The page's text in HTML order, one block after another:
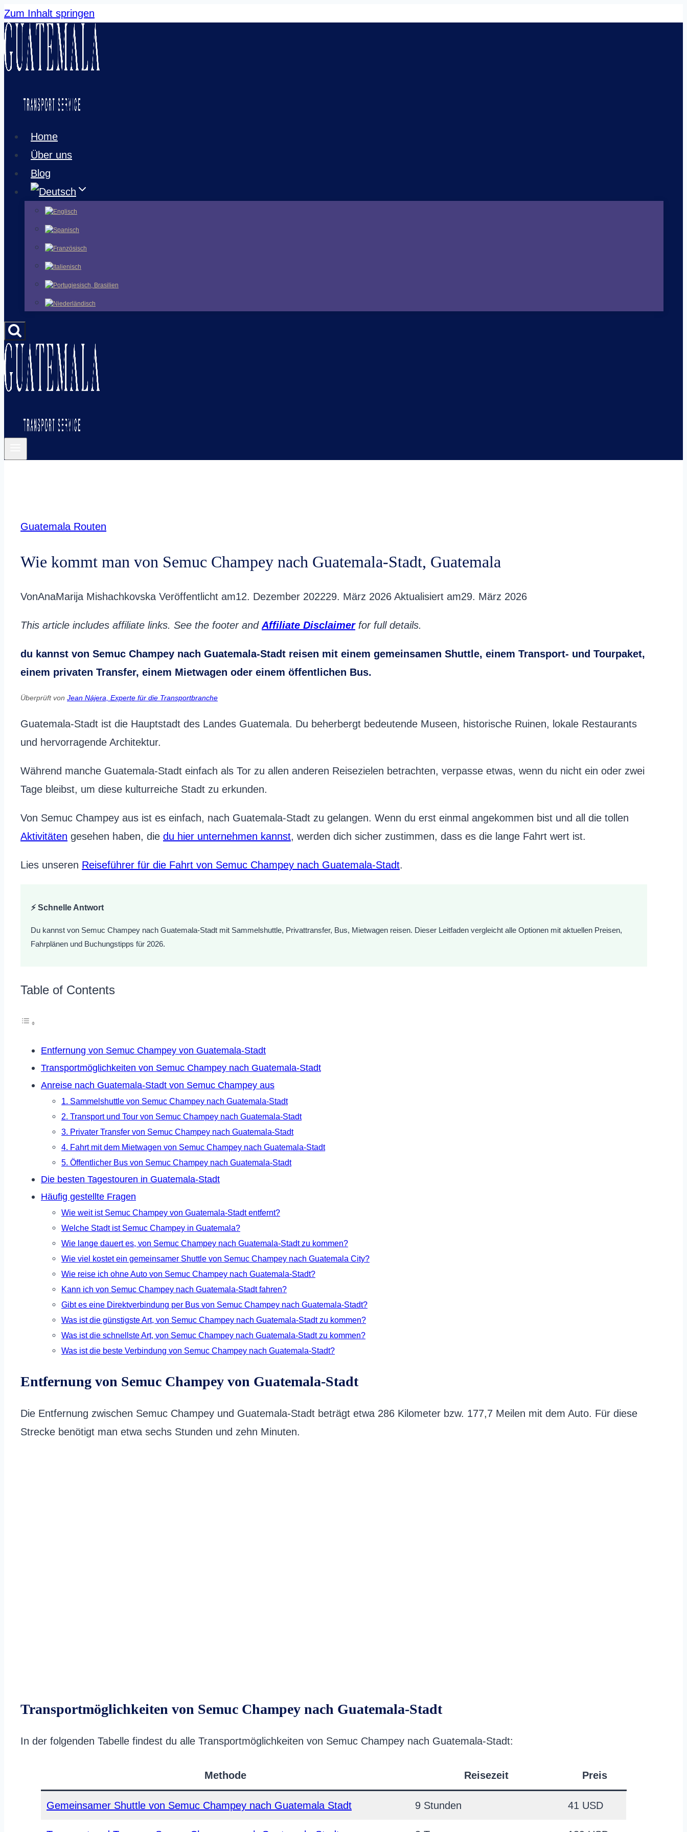
Zum Inhalt springen
Home
Über uns
Blog
Guatemala Routen
Wie kommt man von Semuc Champey nach Guatemala-Stadt, Guatemala
VonAnaMarija Mishachkovska Veröffentlicht am12. Dezember 202229. März 2026 Aktualisiert am29. März 2026
This article includes affiliate links. See the footer and Affiliate Disclaimerfor full details.
du kannst von Semuc Champey nach Guatemala-Stadt reisen mit einem gemeinsamen Shuttle, einem Transport- und Tourpaket,
einem privaten Transfer, einem Mietwagen oder einem öffentlichen Bus.
Überprüft von Jean Nájera, Experte für die Transportbranche
Guatemala-Stadt ist die Hauptstadt des Landes Guatemala. Du beherbergt bedeutende Museen, historische Ruinen, lokale Restaurants
und hervorragende Architektur.
Während manche Guatemala-Stadt einfach als Tor zu allen anderen Reisezielen betrachten, verpasse etwas, wenn du nicht ein oder zwei
Tage bleibst, um diese kulturreiche Stadt zu erkunden.
Von Semuc Champey aus ist es einfach, nach Guatemala-Stadt zu gelangen. Wenn du erst einmal angekommen bist und all die tollen
Aktivitäten gesehen haben, die du hier unternehmen kannst, werden dich sicher zustimmen, dass es die lange Fahrt wert ist.
Lies unseren Reiseführer für die Fahrt von Semuc Champey nach Guatemala-Stadt.
⚡ Schnelle Antwort
Du kannst von Semuc Champey nach Guatemala-Stadt mit Sammelshuttle, Privattransfer, Bus, Mietwagen reisen. Dieser Leitfaden vergleicht alle Optionen mit aktuellen Preisen,
Fahrplänen und Buchungstipps für 2026.
Table of Contents
Entfernung von Semuc Champey von Guatemala-Stadt
Transportmöglichkeiten von Semuc Champey nach Guatemala-Stadt
Anreise nach Guatemala-Stadt von Semuc Champey aus
1. Sammelshuttle von Semuc Champey nach Guatemala-Stadt
2. Transport und Tour von Semuc Champey nach Guatemala-Stadt
3. Privater Transfer von Semuc Champey nach Guatemala-Stadt
4. Fahrt mit dem Mietwagen von Semuc Champey nach Guatemala-Stadt
5. Öffentlicher Bus von Semuc Champey nach Guatemala-Stadt
Die besten Tagestouren in Guatemala-Stadt
Häufig gestellte Fragen
Wie weit ist Semuc Champey von Guatemala-Stadt entfernt?
Welche Stadt ist Semuc Champey in Guatemala?
Wie lange dauert es, von Semuc Champey nach Guatemala-Stadt zu kommen?
Wie viel kostet ein gemeinsamer Shuttle von Semuc Champey nach Guatemala City?
Wie reise ich ohne Auto von Semuc Champey nach Guatemala-Stadt?
Kann ich von Semuc Champey nach Guatemala-Stadt fahren?
Gibt es eine Direktverbindung per Bus von Semuc Champey nach Guatemala-Stadt?
Was ist die günstigste Art, von Semuc Champey nach Guatemala-Stadt zu kommen?
Was ist die schnellste Art, von Semuc Champey nach Guatemala-Stadt zu kommen?
Was ist die beste Verbindung von Semuc Champey nach Guatemala-Stadt?
Entfernung von Semuc Champey von Guatemala-Stadt
Die Entfernung zwischen Semuc Champey und Guatemala-Stadt beträgt etwa 286 Kilometer bzw. 177,7 Meilen mit dem Auto. Für diese
Strecke benötigt man etwa sechs Stunden und zehn Minuten.
Transportmöglichkeiten von Semuc Champey nach Guatemala-Stadt
In der folgenden Tabelle findest du alle Transportmöglichkeiten von Semuc Champey nach Guatemala-Stadt:
Methode Reisezeit Preis
Gemeinsamer Shuttle von Semuc Champey nach Guatemala Stadt 9 Stunden 41 USD